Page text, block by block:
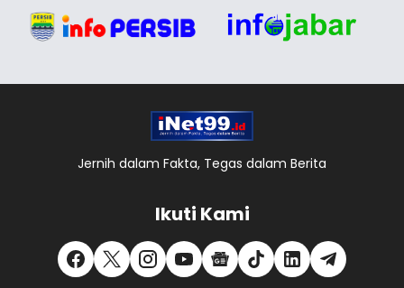
Jernih dalam Fakta, Tegas dalam Berita
Ikuti Kami